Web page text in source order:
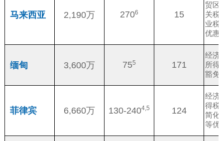
马来西亚 2,190万 2706 15
贸区
关税
业税
优惠
缅甸 3,600万 755 171
经济
所得
豁免
菲律宾 6,660万 130-2404,5 124
经济
得税
简化
等优